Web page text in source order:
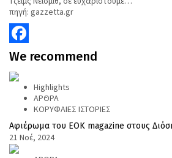
πηγή: gazzetta.gr
Facebook
We recommend
Highlights
ΑΡΘΡΑ
ΚΟΡΥΦΑΙΕΣ ΙΣΤΟΡΙΕΣ
Αφιέρωμα του ΕΟΚ magazine στους
21 Νοέ, 2024